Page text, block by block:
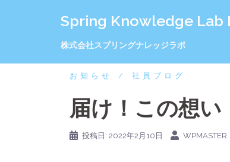
へ
Spring Knowledge Lab
株式会社スプリングナレッジラボ
お知らせ 社員ブログ
届け！この想
投稿日: 2022年2月10日 WPMASTER